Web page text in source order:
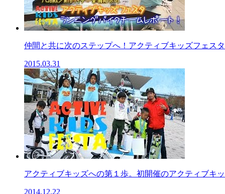
仲間と共に次のステップへ！アクティブキッズフェス
2015.03.31
アクティブキッズへの第１歩。初開催のアクティブキ
2014.12.22